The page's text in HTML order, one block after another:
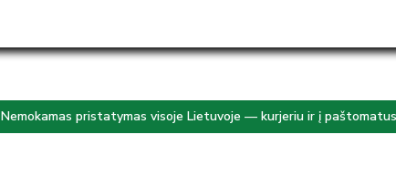
Nemokamas pristatymas visoje Lietuvoje — kurjeriu ir į paštomatus